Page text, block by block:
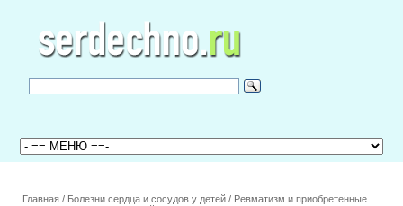
Главная / Болезни сердца и сосудов у детей / Ревматизм и приобретенные